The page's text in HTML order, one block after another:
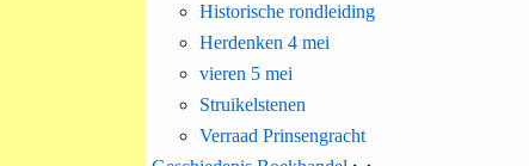
Historische rondleiding
Herdenken 4 mei
vieren 5 mei
Struikelstenen
Verraad Prinsengracht